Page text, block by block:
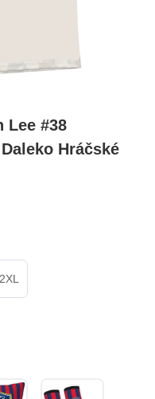
Lee #38
Hráčské
2XL